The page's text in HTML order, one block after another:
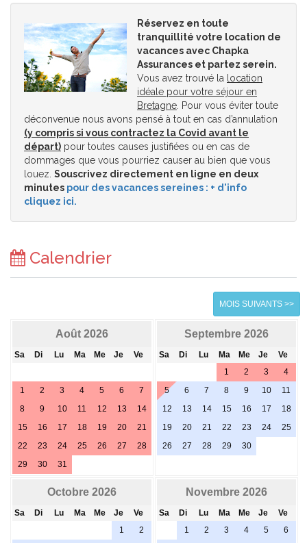
Réservez en toute
tranquillité votre location de
vacances avec Chapka
Assurances et partez serein.
Vous avez trouvé la
location
idéale pour votre séjour en
Bretagne . Pour vous éviter toute
déconvenue nous avons pensé à tout en cas d’annulation
(y compris si vous contractez la Covid avant le
départ) pour toutes causes justifiées ou en cas de
dommages que vous pourriez causer au bien que vous
louez. Souscrivez directement en ligne en deux
minutes pour des vacances sereines : + d'info
cliquez ici.
Calendrier
MOIS SUIVANTS >>
Août 2026
Sa Di Lu Ma Me Je Ve
1 2 3 4 5 6
7
8
9 10 11 12 13
14
15
16 17 18 19 20
21
22
23 24 25 26 27
28
29
30 31
Septembre 2026
Sa Di Lu Ma Me Je
Ve
1
2 3
4
5
6 7 8 9 10
11
12
13 14 15 16 17
18
19
20 21 22 23 24
25
26
27 28 29 30
Octobre 2026
Sa Di Lu Ma Me Je
Ve
1
2
Novembre 2026
Sa Di Lu Ma Me Je
Ve
1
2 3 4 5
6